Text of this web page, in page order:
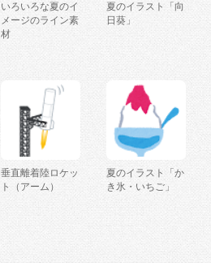
いろいろな夏のイ
メージのライン素
材
夏のイラスト「向
日葵」
垂直離着陸ロケッ
ト（アーム）
夏のイラスト「か
き氷・いちご」